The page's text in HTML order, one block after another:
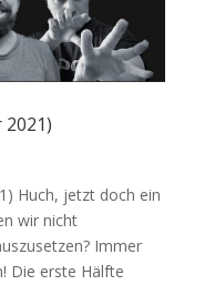
Huch, jetzt doch ein
wir nicht
Immer
Die erste Hälfte